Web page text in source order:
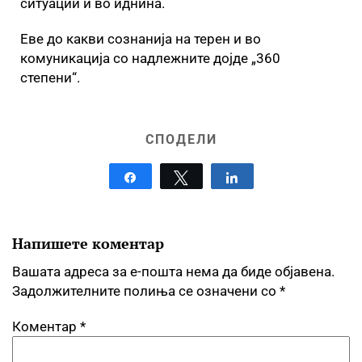
ситуации и во иднина.
Еве до какви сознанија на терен и во
комуникација со надлежните дојде „360
степени“.
СПОДЕЛИ
Tweet
Напишете коментар
Вашата адреса за е-пошта нема да биде објавена.
Задолжителните полиња се означени со *
Коментар *